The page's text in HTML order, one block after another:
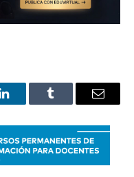
LinkedInTumblr Email